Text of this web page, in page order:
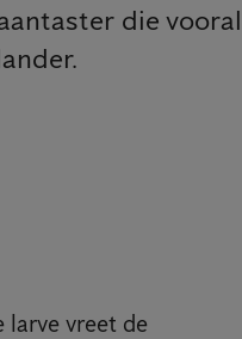
die
larve vreet de